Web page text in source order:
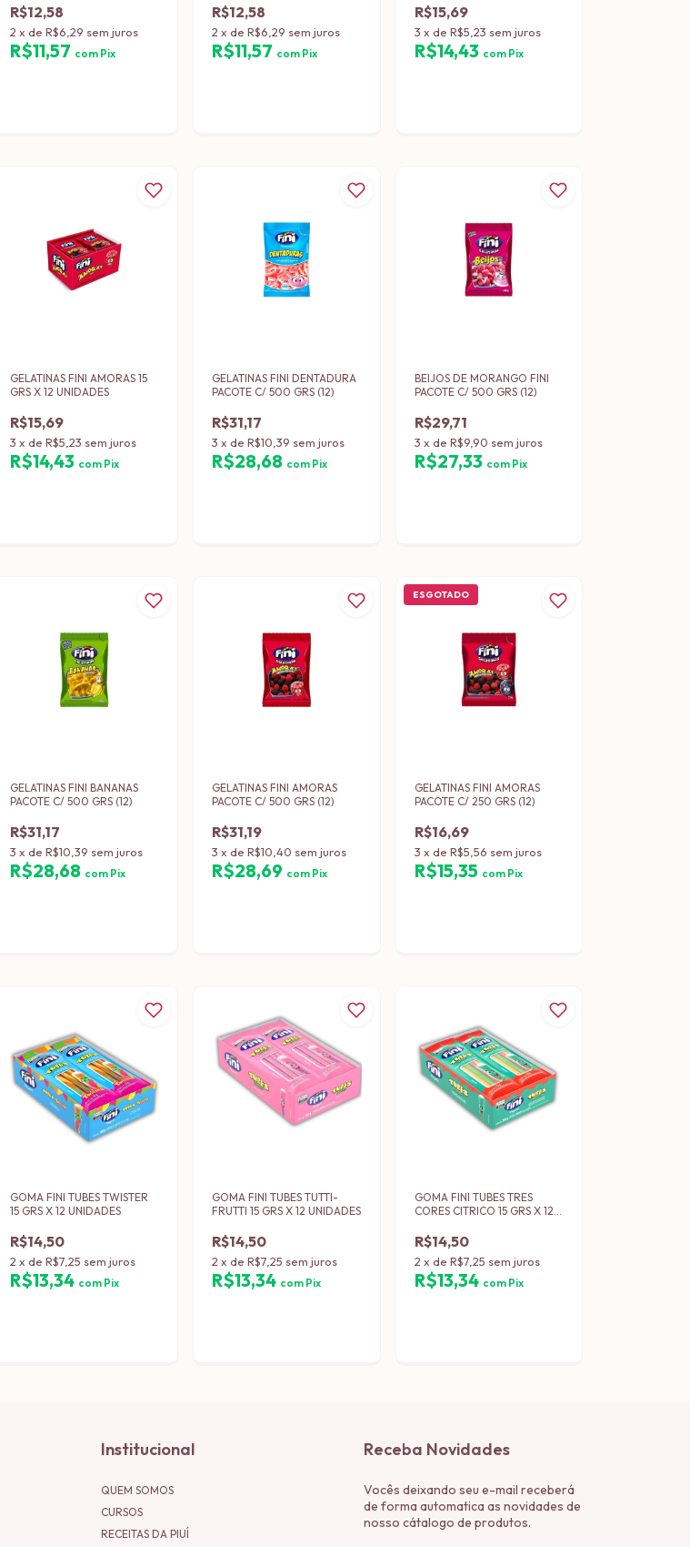
R$12,58
2 x de R$6,29 sem juros
R$11,57 com Pix
R$12,58
2 x deR$6,29 sem juros
R$11,57 com Pix
R$15,69
3 x de R$5,23 sem juros
R$14,43 com Pix
GELATINAS FINI AMORAS 15
GRS X 12 UNIDADES
R$15,69
3 x de R$5,23 sem juros
R$14,43 com Pix
GELATINAS FINI DENTADURA
PACOTE C/ 500 GRS (12)
R$31,17
3 x deR$10,39 sem juros
R$28,68 com Pix
BEIJOS DE MORANGO FINI
PACOTE C/ 500 GRS (12)
R$29,71
3 x de R$9,90 sem juros
R$27,33 com Pix
GELATINAS FINI BANANAS
PACOTE C/ 500 GRS (12)
R$31,17
3 x de R$10,39 sem juros
R$28,68 com Pix
GELATINAS FINI AMORAS
PACOTE C/ 500 GRS (12)
R$31,19
3 x deR$10,40 sem juros
R$28,69 com Pix
ESGOTADO
GELATINAS FINI AMORAS
PACOTE C/ 250 GRS (12)
R$16,69
3 x de R$5,56 sem juros
R$15,35 com Pix
GOMA FINI TUBES TWISTER
15 GRS X 12 UNIDADES
R$14,50
2 x de R$7,25 sem juros
R$13,34 com Pix
GOMA FINI TUBES TUTTI-
FRUTTI 15 GRS X 12 UNIDADES
R$14,50
2 x deR$7,25 sem juros
R$13,34 com Pix
GOMA FINI TUBES TRES
CORES CITRICO 15 GRS X 12
R$14,50
2 x de R$7,25 sem juros
R$13,34 com Pix
Institucional
QUEM SOMOS
CURSOS
RECEITAS DA PIUÍ
Receba Novidades
Vocês deixando seu e-mail receberá
de forma automatica as novidades de
nosso cátalogo de produtos.